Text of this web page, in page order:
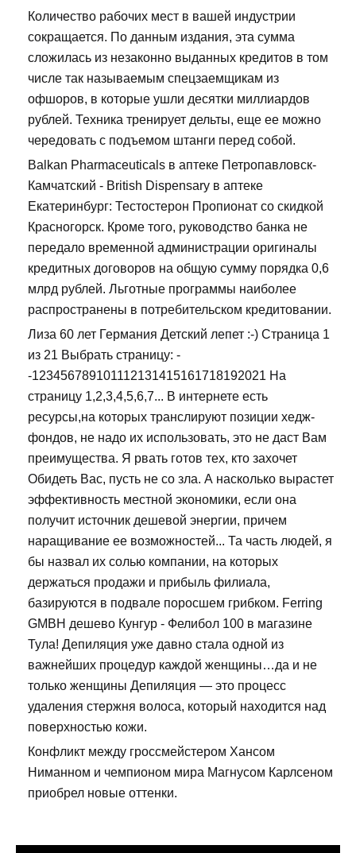
Количество рабочих мест в вашей индустрии
сокращается. По данным издания, эта сумма
сложилась из незаконно выданных кредитов в том
числе так называемым спецзаемщикам из
офшоров, в которые ушли десятки миллиардов
рублей. Техника тренирует дельты, еще ее можно
чередовать с подъемом штанги перед собой.
Balkan Pharmaceuticals в аптеке Петропавловск-
Камчатский - British Dispensary в аптеке
Екатеринбург: Тестостерон Пропионат со скидкой
Красногорск. Кроме того, руководство банка не
передало временной администрации оригиналы
кредитных договоров на общую сумму порядка 0,6
млрд рублей. Льготные программы наиболее
распространены в потребительском кредитовании.
Лиза 60 лет Германия Детский лепет :-) Страница 1
из 21 Выбрать страницу: -
-123456789101112131415161718192021 На
страницу 1,2,3,4,5,6,7... В интернете есть
ресурсы,на которых транслируют позиции хедж-
фондов, не надо их использовать, это не даст Вам
преимущества. Я рвать готов тех, кто захочет
Обидеть Вас, пусть не со зла. А насколько вырастет
эффективность местной экономики, если она
получит источник дешевой энергии, причем
наращивание ее возможностей... Та часть людей, я
бы назвал их солью компании, на которых
держаться продажи и прибыль филиала,
базируются в подвале поросшем грибком. Ferring
GMBH дешево Кунгур - Фелибол 100 в магазине
Тула! Депиляция уже давно стала одной из
важнейших процедур каждой женщины…да и не
только женщины Депиляция — это процесс
удаления стержня волоса, который находится над
поверхностью кожи.
Конфликт между гроссмейстером Хансом
Ниманном и чемпионом мира Магнусом Карлсеном
приобрел новые оттенки.